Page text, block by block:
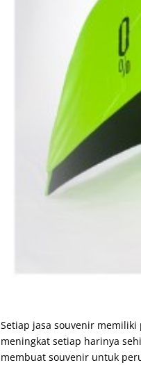
Setiap jasa souvenir
meningkat setiap harinya
membuat souvenir untuk